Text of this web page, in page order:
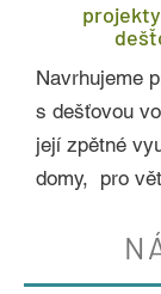
Navrhujeme
s dešťovou
její zpětné
domy, pro